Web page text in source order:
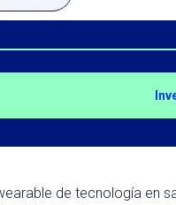
de tecnología en